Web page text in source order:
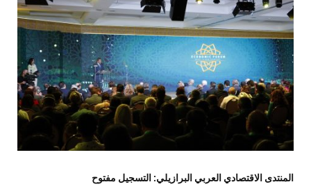
المنتدى الاقتصادي العربي البرازيلي: التسجيل مفتوح